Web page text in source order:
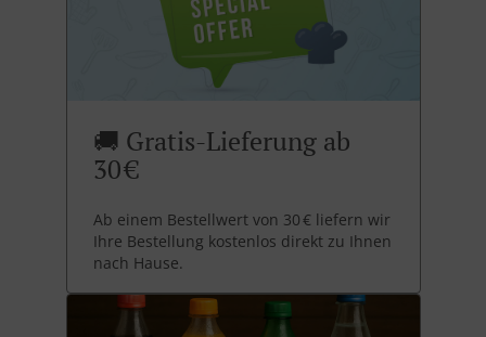
🚚 Gratis-Lieferung ab
30 €
Ab einem Bestellwert von 30 € liefern wir
Ihre Bestellung kostenlos direkt zu Ihnen
nach Hause.